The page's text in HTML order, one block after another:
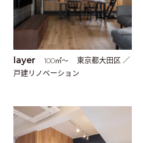
layer 100㎡〜
東京都大田区 ／
戸建リノベーション